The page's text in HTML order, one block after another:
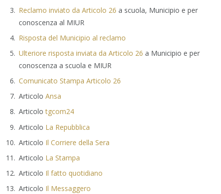
Reclamo inviato da Articolo 26 a scuola, Municipio e per
conoscenza al MIUR
Risposta del Municipio al reclamo
Ulteriore risposta inviata da Articolo 26 a Municipio e per
conoscenza a scuola e MIUR
Comunicato Stampa Articolo 26
Articolo Ansa
Articolotgcom24
Articolo La Repubblica
Articolo Il Corriere della Sera
Articolo La Stampa
Articolo Il fatto quotidiano
Articolo Il Messaggero